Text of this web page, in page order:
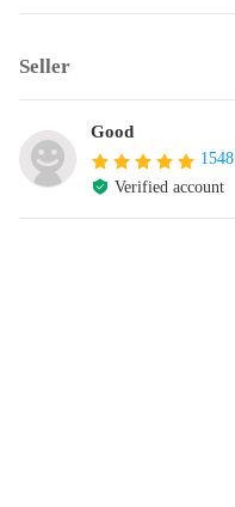
Seller
Good
1548
Verified account